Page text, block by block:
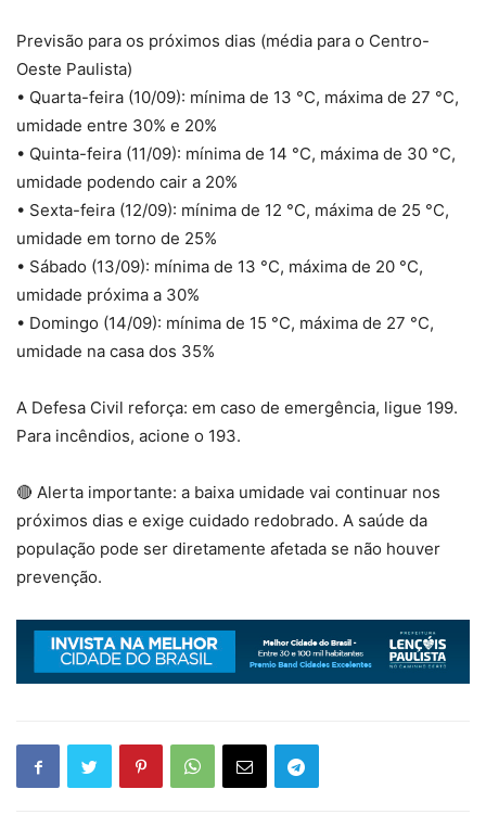
Previsão para os próximos dias (média para o Centro-
Oeste Paulista)
• Quarta-feira (10/09): mínima de 13 °C, máxima de 27 °C,
umidade entre 30% e 20%
• Quinta-feira (11/09): mínima de 14 °C, máxima de 30 °C,
umidade podendo cair a 20%
• Sexta-feira (12/09): mínima de 12 °C, máxima de 25 °C,
umidade em torno de 25%
• Sábado (13/09): mínima de 13 °C, máxima de 20 °C,
umidade próxima a 30%
• Domingo (14/09): mínima de 15 °C, máxima de 27 °C,
umidade na casa dos 35%
A Defesa Civil reforça: em caso de emergência, ligue 199.
Para incêndios, acione o 193.
🔴 Alerta importante: a baixa umidade vai continuar nos
próximos dias e exige cuidado redobrado. A saúde da
população pode ser diretamente afetada se não houver
prevenção.